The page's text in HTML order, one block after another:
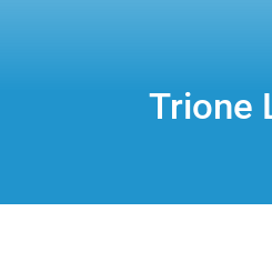
Trione